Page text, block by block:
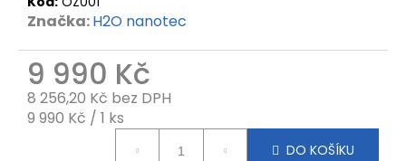
Značka:H2O nanotec
9 990 Kč
8 256,20 Kč bez DPH
Měrná
9 990 Kč / 1 ks
DO KOŠÍKU